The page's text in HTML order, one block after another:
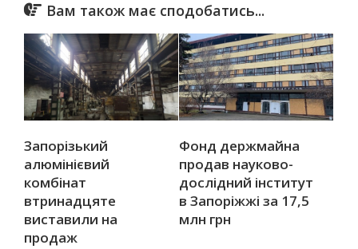
Вам також має сподобатись...
Запорізький
алюмінієвий
комбінат
втринадцяте
виставили на
продаж
Фонд держмайна
продав науково-
дослідний інститут
в Запоріжжі за 17,5
млн грн